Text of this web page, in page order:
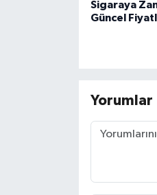
Sigaraya
Güncel
Yorumlar